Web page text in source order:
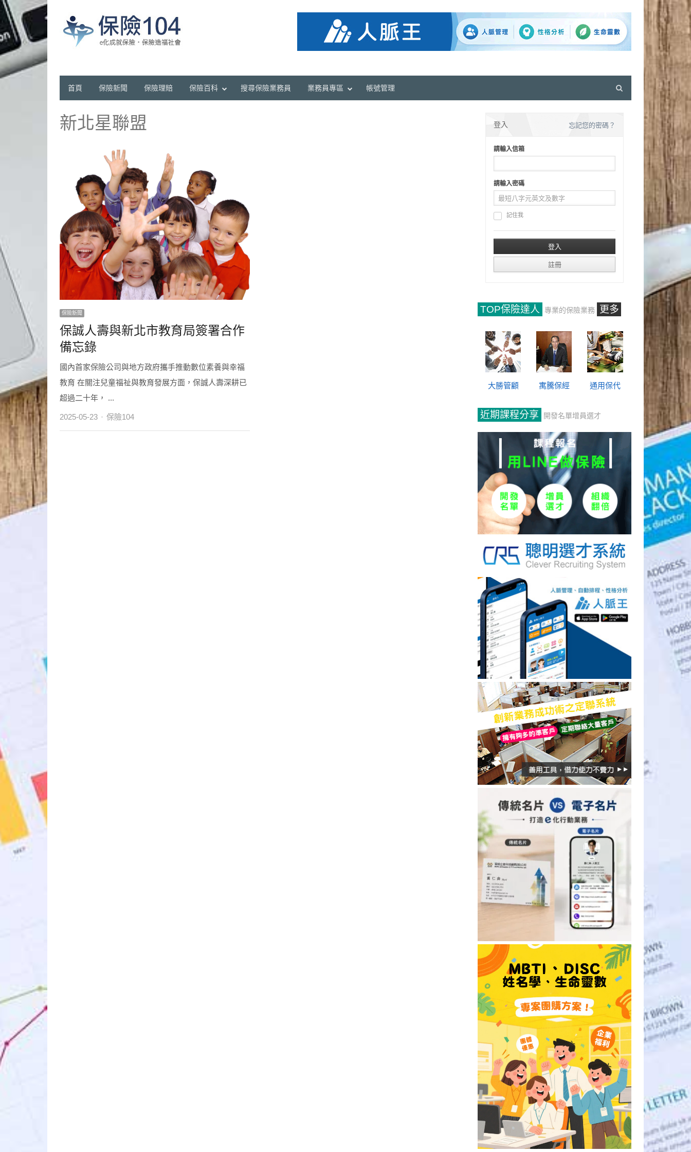
首頁 保險新聞 保險理賠 保險百科 搜尋保險業務員 業務員專區 帳號管理
新北星聯盟
保險新聞
保誠人壽與新北市教育局簽署合作
備忘錄
國內首家保險公司與地方政府攜手推動數位素養與幸福
教育 在關注兒童福祉與教育發展方面，保誠人壽深耕已
超過二十年， ...
2025-05-23 Author
保險104
登入 忘記您的密碼？
請輸入信箱
請輸入密碼
記住我
TOP保險達人 專業的保險業務 更多
大勝管顧 寓騰保經 通用保代
近期課程分享 開發名單增員選才